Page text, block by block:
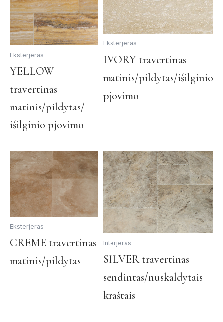
Eksterjeras
YELLOW
travertinas
matinis/pildytas/
išilginio pjovimo
product
multiple
may
be
chosen
on
the
product
page
Eksterjeras
IVORY travertinas
matinis/pildytas/išilginio
pjovimo
be
the
Eksterjeras
CREME travertinas
matinis/pildytas
This
has
multiple
The
Interjeras
SILVER travertinas
sendintas/nuskaldytais
kraštais